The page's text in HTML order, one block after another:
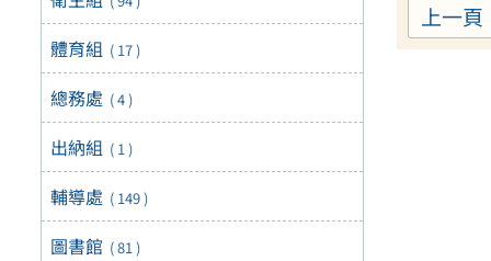
體育組 ( 17 )
總務處 ( 4 )
出納組 ( 1 )
輔導處 ( 149 )
圖書館 ( 81 )
上一頁